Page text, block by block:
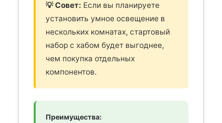
💡 Совет: Если вы планируете
установить умное освещение в
нескольких комнатах, стартовый
набор с хабом будет выгоднее,
чем покупка отдельных
компонентов.
Преимущества: